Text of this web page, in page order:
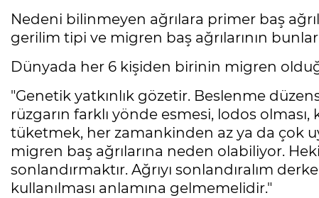
Nedeni bilinmeyen ağrılara primer baş
gerilim tipi ve migren baş ağrılarının
Dünyada her 6 kişiden birinin migren
"Genetik yatkınlık gözetir. Beslenme
rüzgarın farklı yönde esmesi, lodos olması,
tüketmek, her zamankinden az ya da çok
migren baş ağrılarına neden olabiliyor.
sonlandırmaktır. Ağrıyı sonlandıralım
kullanılması anlamına gelmemelidir."